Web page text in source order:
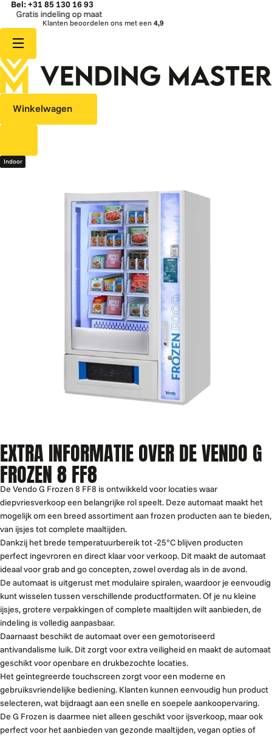
Bel: +31 85 130 16 93
op maat
Klanten beoordelen ons met een 4,9
Winkelwagen
Indoor
EXTRA INFORMATIE OVER DE VENDO G
FROZEN 8 FF8
De Vendo G Frozen 8 FF8 is ontwikkeld voor locaties waar
diepvriesverkoop een belangrijke rol speelt. Deze automaat maakt het
mogelijk om een breed assortiment aan frozen producten aan te bieden,
van ijsjes tot complete maaltijden.
Dankzij het brede temperatuurbereik tot -25°C blijven producten
perfect ingevroren en direct klaar voor verkoop. Dit maakt de automaat
ideaal voor grab and go concepten, zowel overdag als in de avond.
De automaat is uitgerust met modulaire spiralen, waardoor je eenvoudig
kunt wisselen tussen verschillende productformaten. Of je nu kleine
ijsjes, grotere verpakkingen of complete maaltijden wilt aanbieden, de
indeling is volledig aanpasbaar.
Daarnaast beschikt de automaat over een gemotoriseerd
antivandalisme luik. Dit zorgt voor extra veiligheid en maakt de automaat
geschikt voor openbare en drukbezochte locaties.
Het geïntegreerde touchscreen zorgt voor een moderne en
gebruiksvriendelijke bediening. Klanten kunnen eenvoudig hun product
selecteren, wat bijdraagt aan een snelle en soepele aankoopervaring.
De G Frozen is daarmee niet alleen geschikt voor ijsverkoop, maar ook
perfect voor het aanbieden van gezonde maaltijden, vegan opties of